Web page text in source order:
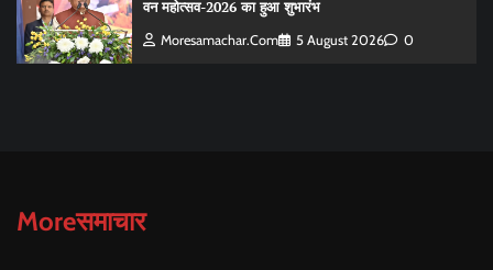
वन महोत्सव-2026 का हुआ शुभारंभ
Moresamachar.com 5 August 2026 0
Moreसमाचार